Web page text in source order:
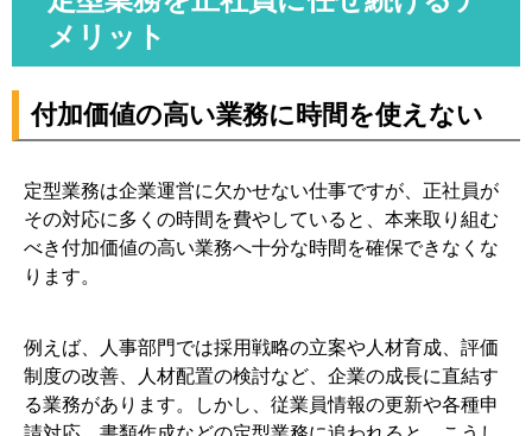
メリット
付加価値の高い業務に時間を使えない
定型業務は企業運営に欠かせない仕事ですが、正社員が
その対応に多くの時間を費やしていると、本来取り組む
べき付加価値の高い業務へ十分な時間を確保できなくな
ります。
例えば、人事部門では採用戦略の立案や人材育成、評価
制度の改善、人材配置の検討など、企業の成長に直結す
る業務があります。しかし、従業員情報の更新や各種申